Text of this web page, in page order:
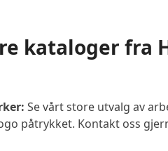
kataloger fra
Se vårt store utvalg av
påtrykket. Kontakt oss